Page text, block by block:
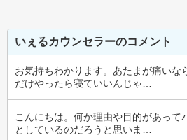
いぇるカウンセラーのコメント
お気持ちわかります。あたまが痛いな
だけやったら寝ていいんじゃ…
こんにちは。何か理由や目的があって
としているのだろうと思いま…